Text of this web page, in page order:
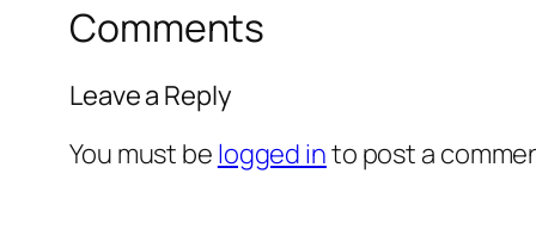
Comments
Leave a Reply
You must be logged into post a